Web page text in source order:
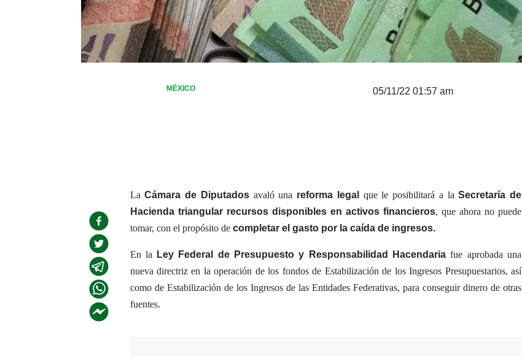
MÉXICO 05/11/22 01:57 am
LaCámara de Diputadosavaló una reforma legal que le posibilitará a laSecretaría de
Hacienda triangular recursos disponibles en activos financieros, que ahora no puede
tomar, con el propósito de completar el gasto por la caída de ingresos.
En la Ley Federal de Presupuesto y Responsabilidad Hacendaria fue aprobada una
nueva directriz en la operación de los fondos de Estabilización de los Ingresos Presupuestarios, así
como de Estabilización de los Ingresos de las Entidades Federativas, para conseguir dinero de otras
fuentes.